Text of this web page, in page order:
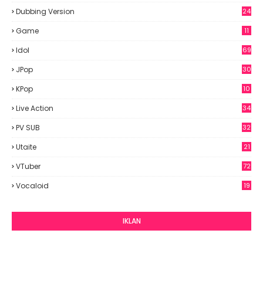
Dubbing Version 24
Game 11
Idol
69
JPop
30
KPop
10
Live Action 34
PV SUB 32
Utaite 21
VTuber 72
Vocaloid 19
IKLAN